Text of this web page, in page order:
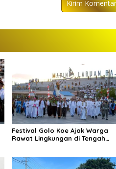
Festival Golo Koe Ajak Warga
Rawat Lingkungan di Tengah